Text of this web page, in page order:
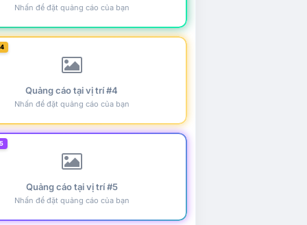
Nhấn để đặt quảng cáo của bạn
Quảng cáo tại vị trí #4
Nhấn để đặt quảng cáo của bạn
Quảng cáo tại vị trí #5
Nhấn để đặt quảng cáo của bạn